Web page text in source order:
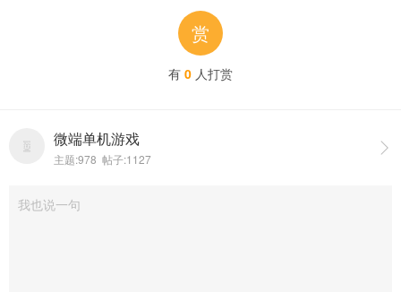
赏
有 0 人打赏

微端单机游戏
主题:978 帖子:1127